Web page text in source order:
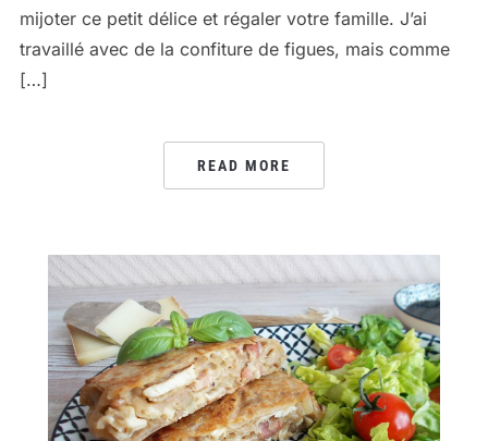
mijoter ce petit délice et régaler votre famille. J’ai
travaillé avec de la confiture de figues, mais comme
[…]
READ MORE